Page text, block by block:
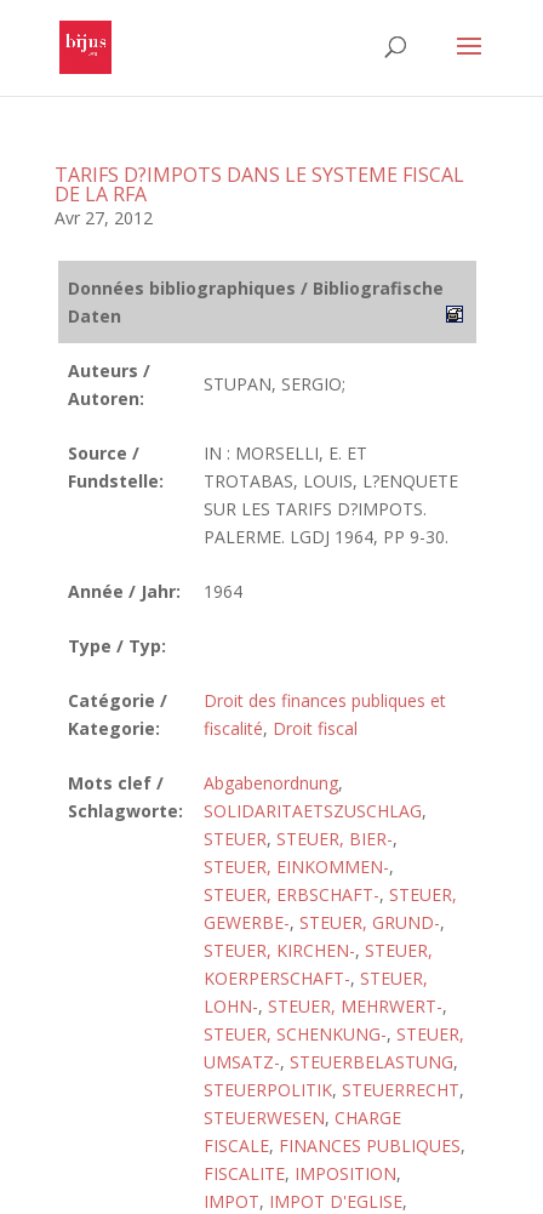
TARIFS D?IMPOTS DANS LE SYSTEME FISCAL
DE LA RFA
Avr 27, 2012
Données bibliographiques / Bibliografische
Daten
Auteurs /
Autoren:
STUPAN, SERGIO;
Source /
Fundstelle:
IN : MORSELLI, E. ET
TROTABAS, LOUIS, L?ENQUETE
SUR LES TARIFS D?IMPOTS.
PALERME. LGDJ 1964, PP 9-30.
Année / Jahr: 1964
Type / Typ:
Catégorie /
Kategorie:
Droit des finances publiques et
fiscalité, Droit fiscal
Mots clef /
Schlagworte:
Abgabenordnung,
SOLIDARITAETSZUSCHLAG,
STEUER, STEUER, BIER-,
STEUER, EINKOMMEN-,
STEUER, ERBSCHAFT-, STEUER,
GEWERBE-, STEUER, GRUND-,
STEUER, KIRCHEN-, STEUER,
KOERPERSCHAFT-, STEUER,
LOHN-, STEUER, MEHRWERT-,
STEUER, SCHENKUNG-, STEUER,
UMSATZ-, STEUERBELASTUNG,
STEUERPOLITIK, STEUERRECHT,
STEUERWESEN, CHARGE
FISCALE, FINANCES PUBLIQUES,
FISCALITE, IMPOSITION,
IMPOT, IMPOT D'EGLISE,